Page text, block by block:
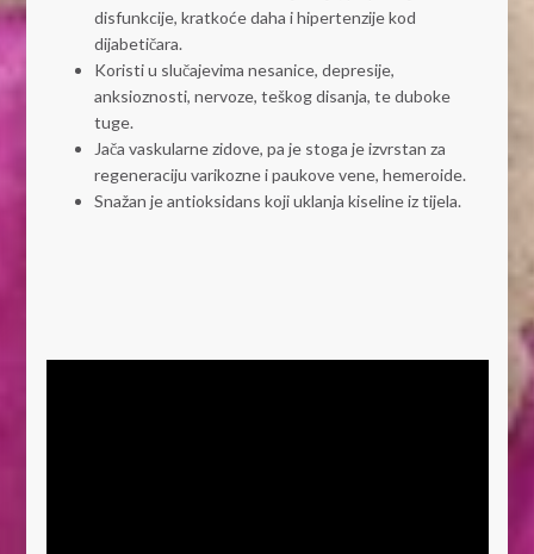
disfunkcije, kratkoće daha i hipertenzije kod
dijabetičara.
Koristi u slučajevima nesanice, depresije,
anksioznosti, nervoze, teškog disanja, te duboke
tuge.
Jača vaskularne zidove, pa je stoga je izvrstan za
regeneraciju varikozne i paukove vene, hemeroide.
Snažan je antioksidans koji uklanja kiseline iz tijela.